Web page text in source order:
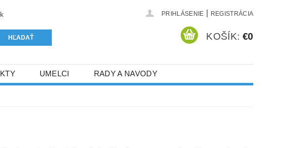
PRIHLÁSENIE REGISTRÁCIA
KOŠÍK: €0
UMELCI RADY A NAVODY